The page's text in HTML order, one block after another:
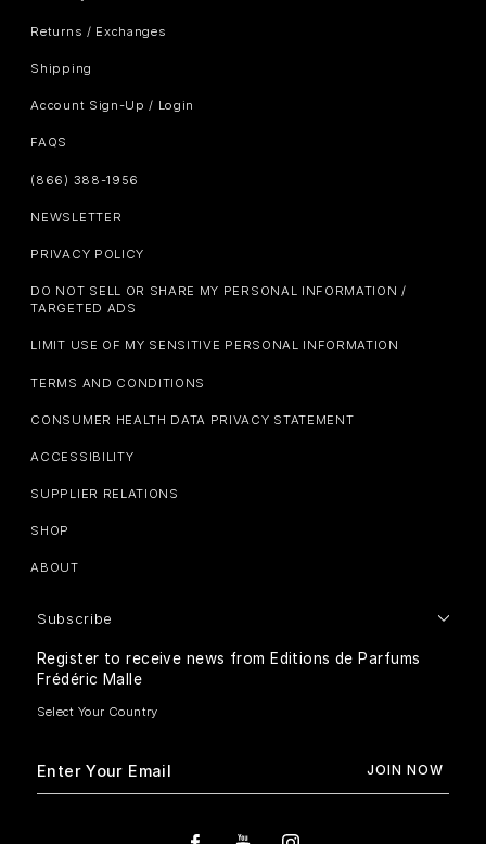
Returns / Exchanges
Shipping
Account Sign-Up / Login
FAQS
(866) 388-1956
NEWSLETTER
PRIVACY POLICY
DO NOT SELL OR SHARE MY PERSONAL INFORMATION /
TARGETED ADS
LIMIT USE OF MY SENSITIVE PERSONAL INFORMATION
TERMS AND CONDITIONS
CONSUMER HEALTH DATA PRIVACY STATEMENT
ACCESSIBILITY
SUPPLIER RELATIONS
SHOP
ABOUT
Subscribe
Register to receive news from Editions de Parfums
Frédéric Malle